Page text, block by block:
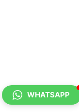
WHATSAPP